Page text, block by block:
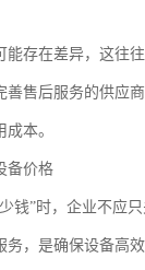
能存在差异，这往
善售后服务的供应
本。
备价格
钱”时，企业不应
，是确保设备高